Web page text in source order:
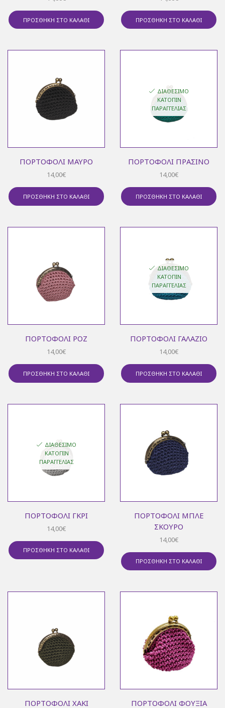
ΠΡΟΣΘΉΚΗ ΣΤΟ ΚΑΛΆΘΙ ΠΡΟΣΘΉΚΗ ΣΤΟ ΚΑΛΆΘΙ
ΠΟΡΤΟΦΌΛΙ ΜΑΎΡΟ
14,00€
ΠΡΟΣΘΉΚΗ ΣΤΟ ΚΑΛΆΘΙ
ΔΙΑΘΈΣΙΜΟ
ΚΑΤΌΠΙΝ
ΠΑΡΑΓΓΕΛΊΑΣ
ΠΟΡΤΟΦΌΛΙ ΠΡΆΣΙΝΟ
14,00€
ΠΡΟΣΘΉΚΗ ΣΤΟ ΚΑΛΆΘΙ
ΠΟΡΤΟΦΌΛΙ ΡΟΖ
14,00€
ΠΡΟΣΘΉΚΗ ΣΤΟ ΚΑΛΆΘΙ
ΔΙΑΘΈΣΙΜΟ
ΚΑΤΌΠΙΝ
ΠΑΡΑΓΓΕΛΊΑΣ
ΠΟΡΤΟΦΌΛΙ ΓΑΛΆΖΙΟ
14,00€
ΠΡΟΣΘΉΚΗ ΣΤΟ ΚΑΛΆΘΙ
ΔΙΑΘΈΣΙΜΟ
ΚΑΤΌΠΙΝ
ΠΑΡΑΓΓΕΛΊΑΣ
ΠΟΡΤΟΦΌΛΙ ΓΚΡΙ
14,00€
ΠΡΟΣΘΉΚΗ ΣΤΟ ΚΑΛΆΘΙ
ΠΟΡΤΟΦΌΛΙ ΜΠΛΕ
ΣΚΟΎΡΟ
14,00€
ΠΡΟΣΘΉΚΗ ΣΤΟ ΚΑΛΆΘΙ
ΠΟΡΤΟΦΌΛΙ ΧΑΚΊ ΠΟΡΤΟΦΌΛΙ ΦΟΎΞΙΑ